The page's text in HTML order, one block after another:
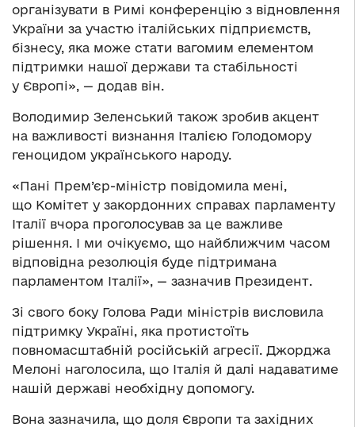
організувати в Римі конференцію з відновлення
України за участю італійських підприємств,
бізнесу, яка може стати вагомим елементом
підтримки нашої держави та стабільності
у Європі», — додав він.
Володимир Зеленський також зробив акцент
на важливості визнання Італією Голодомору
геноцидом українського народу.
«Пані Прем’єр-міністр повідомила мені,
що Комітет у закордонних справах парламенту
Італії вчора проголосував за це важливе
рішення. І ми очікуємо, що найближчим часом
відповідна резолюція буде підтримана
парламентом Італії», — зазначив Президент.
Зі свого боку Голова Ради міністрів висловила
підтримку Україні, яка протистоїть
повномасштабній російській агресії. Джорджа
Мелоні наголосила, що Італія й далі надаватиме
нашій державі необхідну допомогу.
Вона зазначила, що доля Європи та західних